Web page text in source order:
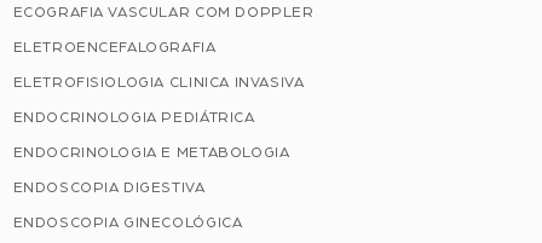
ECOGRAFIA VASCULAR COM DOPPLER
ELETROENCEFALOGRAFIA
ELETROFISIOLOGIA CLINICA INVASIVA
ENDOCRINOLOGIA PEDIÁTRICA
ENDOCRINOLOGIA E METABOLOGIA
ENDOSCOPIA DIGESTIVA
ENDOSCOPIA GINECOLÓGICA